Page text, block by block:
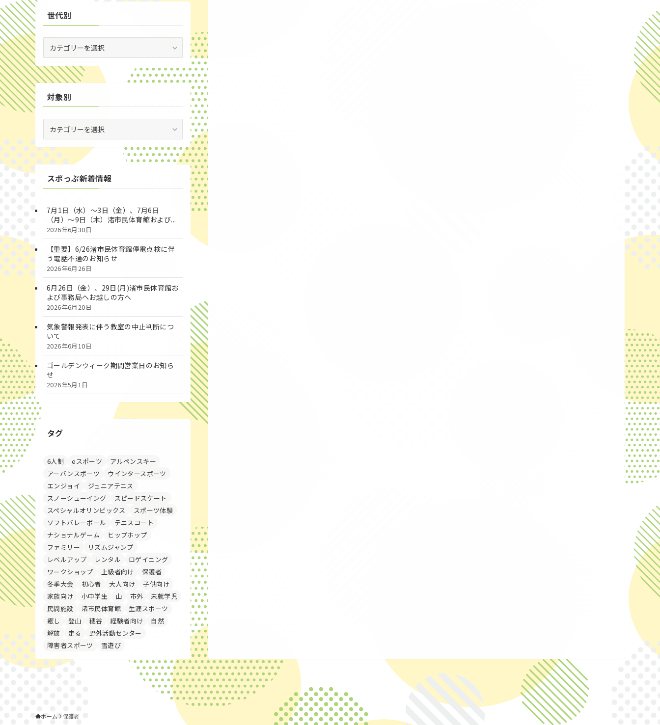
世代別
別
対象別
別
スポっぷ新着情報
7月1日（水）～3日（金）、7月6日
（月）～9日（木）渚市民体育館および...
2026年6月30日
【重要】6/26渚市民体育館停電点検に伴
う電話不通のお知らせ
2026年6月26日
6月26日（金）、29日(月)渚市民体育館お
よび事務局へお越しの方へ
2026年6月20日
気象警報発表に伴う教室の中止判断につ
いて
2026年6月10日
ゴールデンウィーク期間営業日のお知ら
せ
2026年5月1日
タグ
6人制 eスポーツ
アルペンスキー
アーバンスポーツ
ウインタースポーツ
エンジョイ
ジュニアテニス
スノーシューイング
スピードスケート
スペシャルオリンピックス
スポーツ体験
ソフトバレーボール
テニスコート
ナショナルゲーム
ヒップホップ
ファミリー
リズムジャンプ
レベルアップ
レンタル
ロゲイニング
ワークショップ
上級者向け
保護者
冬季大会
初心者 大人向け
子供向け
家族向け
小中学生 山 市外
未就学児
民間施設
渚市民体育館
生涯スポーツ
癒し
登山 穂谷 経験者向け
自然
解放
走る
野外活動センター
障害者スポーツ
雪遊び
ホーム 保護者